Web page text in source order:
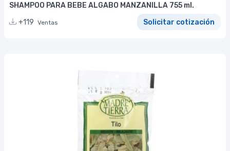
SHAMPOO PARA BEBE ALGABO MANZANILLA 755 ml.
+119 Ventas Solicitar cotización